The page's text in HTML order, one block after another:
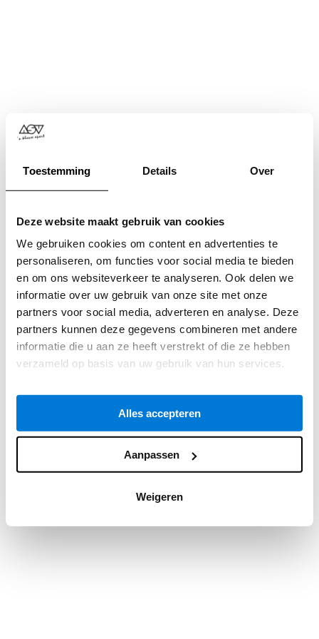
Toestemming Details Over
Deze website maakt gebruik van cookies
We gebruiken cookies om content en advertenties te
personaliseren, om functies voor social media te bieden
en om ons websiteverkeer te analyseren. Ook delen we
informatie over uw gebruik van onze site met onze
partners voor social media, adverteren en analyse. Deze
partners kunnen deze gegevens combineren met andere
informatie die u aan ze heeft verstrekt of die ze hebben
verzameld op basis van uw gebruik van hun services.
Alles accepteren
Aanpassen
Weigeren
Application error: a client-side exception has occurred while
loadingwww.asv.nl(see the browser consolefor more
information).